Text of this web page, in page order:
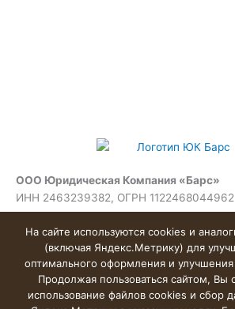
ООО Юридическая Компания «Барс»
ИНН 2463239382, ОГРН 1122468044962
Пользовательское
Политика
8 (904) 895-92-91
На главную
Основные направления
Семейные споры
Арбитражные споры
Руководство
Практика
На сайте используются cookies и
(включая Яндекс.Метрику) для
оптимального оформления и
Продолжая пользоваться сайтом, Вы
использование файлов cookies и сбор